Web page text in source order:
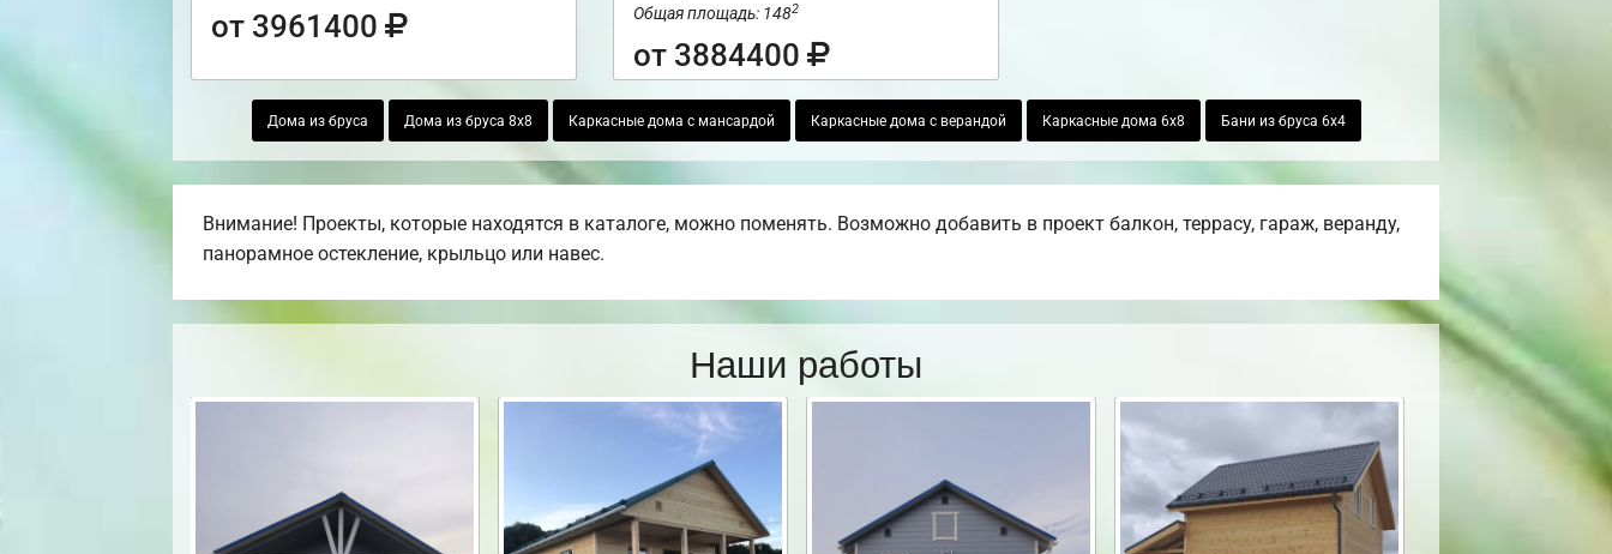
от 3961400
Общая площадь: 1482
от 3884400
Дома из бруса Дома из бруса 8х8 Каркасные дома с мансардой Каркасные дома с верандой Каркасные дома 6х8 Бани из бруса 6х4
Внимание! Проекты, которые находятся в каталоге, можно поменять. Возможно добавить в проект балкон, террасу, гараж, веранду,
панорамное остекление, крыльцо или навес.
Наши работы